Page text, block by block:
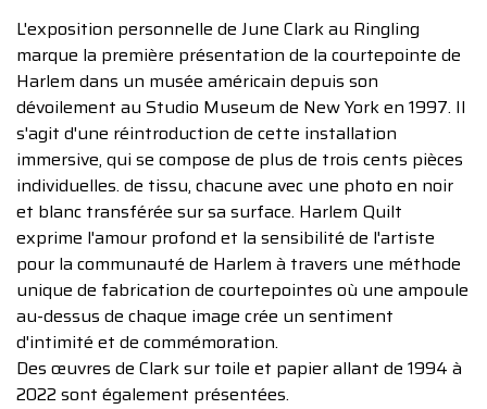
L'exposition personnelle de June Clark au Ringling
marque la première présentation de la courtepointe de
Harlem dans un musée américain depuis son
dévoilement au Studio Museum de New York en 1997. Il
s'agit d'une réintroduction de cette installation
immersive, qui se compose de plus de trois cents pièces
individuelles. de tissu, chacune avec une photo en noir
et blanc transférée sur sa surface. Harlem Quilt
exprime l'amour profond et la sensibilité de l'artiste
pour la communauté de Harlem à travers une méthode
unique de fabrication de courtepointes où une ampoule
au-dessus de chaque image crée un sentiment
d'intimité et de commémoration.
Des œuvres de Clark sur toile et papier allant de 1994 à
2022 sont également présentées.